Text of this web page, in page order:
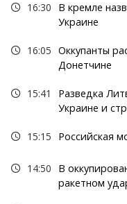
16:30
В кремле
Украине
16:05 Оккупанты
Донетчине
15:41
Разведка
Украине и
15:15 Российская
14:50
В
ракетном